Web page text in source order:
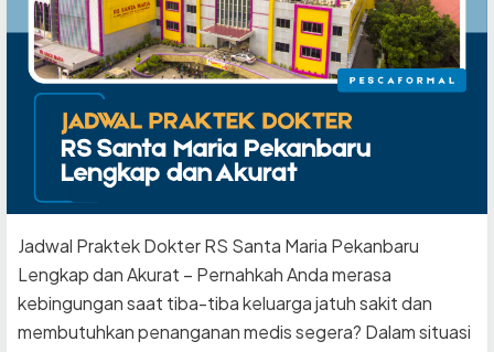
Jadwal Praktek Dokter RS Santa Maria Pekanbaru
Lengkap dan Akurat – Pernahkah Anda merasa
kebingungan saat tiba-tiba keluarga jatuh sakit dan
membutuhkan penanganan medis segera? Dalam situasi